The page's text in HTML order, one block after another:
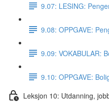
9.07: LESING:
9.08: OPPGAVE:
9.09: VOKABULAR:
9.10: OPPGAVE:
Leksjon 10: Utdanning,